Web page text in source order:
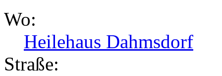
Wo:
Heilehaus Dahmsdorf
Straße: